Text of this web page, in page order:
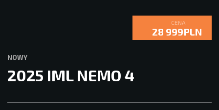
CENA
28 999PLN
NOWY
2025 IML NEMO 4